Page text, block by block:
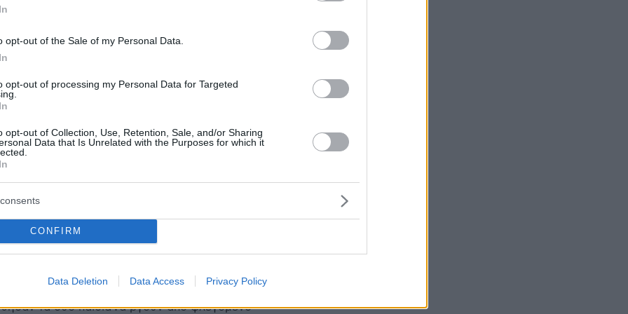
opt-out of the Sale of my Personal Data.
opt-out of processing my Personal Data for Targeted
opt-out of Collection, Use, Retention, Sale, and/or Sharing
Data that Is Unrelated with the Purposes for which it
CONFIRM
Data Deletion Data Access Privacy Policy
οργάνωση
οι νεαροί που
και ξεγύμνωναν άνδρες
ραντεβού με ανήλικες
16 ως 19 ετών δρούσαν ως «αυτόκλητοι τιμωροί» στο
και είχαν δημιουργήσει εγκληματική ομάδα
προφίλ που παρέπεμπε σε γυναικείο όνομα
δύο αδέλφια 12 και 14
από φωτιά στο σπίτι τους
τα δύο παιδιά να βγουν από φλεγόμενο